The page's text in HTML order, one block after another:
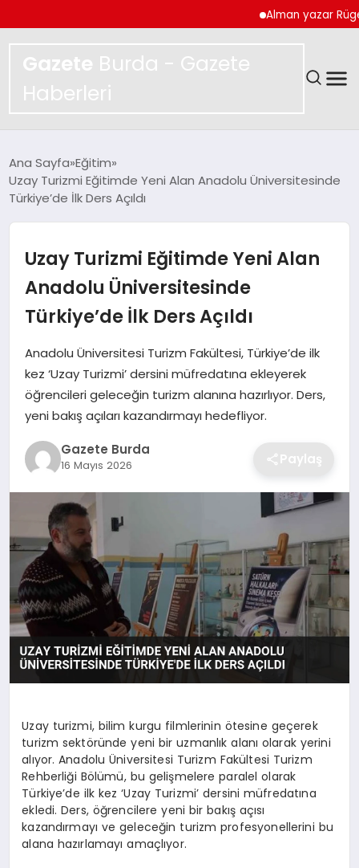
Alman yazar Rügemer:
Gazete Burda - Gazete
Haberleri
SPOR
YAŞAM
EKONOMI
TEKNOLOJI
SAĞLIK
EĞITIM
SIYASET
Ana Sayfa Eğitim
Uzay Turizmi Eğitimde Yeni Alan Anadolu Üniversitesinde
Türkiye’de İlk Ders Açıldı
Uzay Turizmi Eğitimde Yeni Alan
Anadolu Üniversitesinde
Türkiye’de İlk Ders Açıldı
Anadolu Üniversitesi Turizm Fakültesi, Türkiye’de ilk
kez ‘Uzay Turizmi’ dersini müfredatına ekleyerek
öğrencileri geleceğin turizm alanına hazırlıyor. Ders,
yeni bakış açıları kazandırmayı hedefliyor.
Gazete Burda
16 Mayıs 2026 Paylaş
Uzay turizmi, bilim kurgu filmlerinin ötesine geçerek
turizm sektöründe yeni bir uzmanlık alanı olarak yerini
alıyor. Anadolu Üniversitesi Turizm Fakültesi Turizm
Rehberliği Bölümü, bu gelişmelere paralel olarak
Türkiye’de ilk kez ‘Uzay Turizmi’ dersini müfredatına
ekledi. Ders, öğrencilere yeni bir bakış açısı
kazandırmayı ve geleceğin turizm profesyonellerini bu
alana hazırlamayı amaçlıyor.